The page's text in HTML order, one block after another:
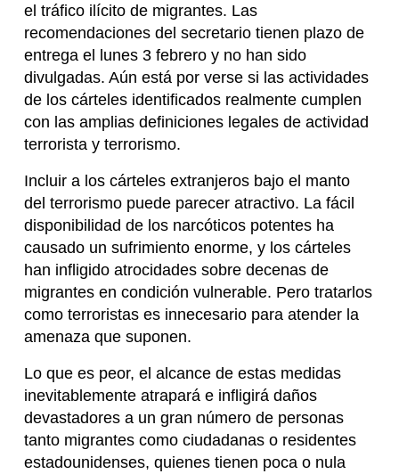
el tráfico ilícito de migrantes. Las
recomendaciones del secretario tienen plazo de
entrega el lunes 3 febrero y no han sido
divulgadas. Aún está por verse si las actividades
de los cárteles identificados realmente cumplen
con las amplias definiciones legales de actividad
terrorista y terrorismo.
Incluir a los cárteles extranjeros bajo el manto
del terrorismo puede parecer atractivo. La fácil
disponibilidad de los narcóticos potentes ha
causado un sufrimiento enorme, y los cárteles
han infligido atrocidades sobre decenas de
migrantes en condición vulnerable. Pero tratarlos
como terroristas es innecesario para atender la
amenaza que suponen.
Lo que es peor, el alcance de estas medidas
inevitablemente atrapará e infligirá daños
devastadores a un gran número de personas
tanto migrantes como ciudadanas o residentes
estadounidenses, quienes tienen poca o nula